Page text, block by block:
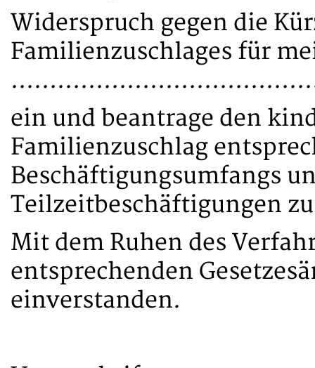
Widerspruch gegen die
Familienzuschlages für
ein und beantrage den
Familienzuschlag
Beschäftigungsumfangs
Teilzeitbeschäftigungen
Mit dem Ruhen des
entsprechenden
einverstanden.